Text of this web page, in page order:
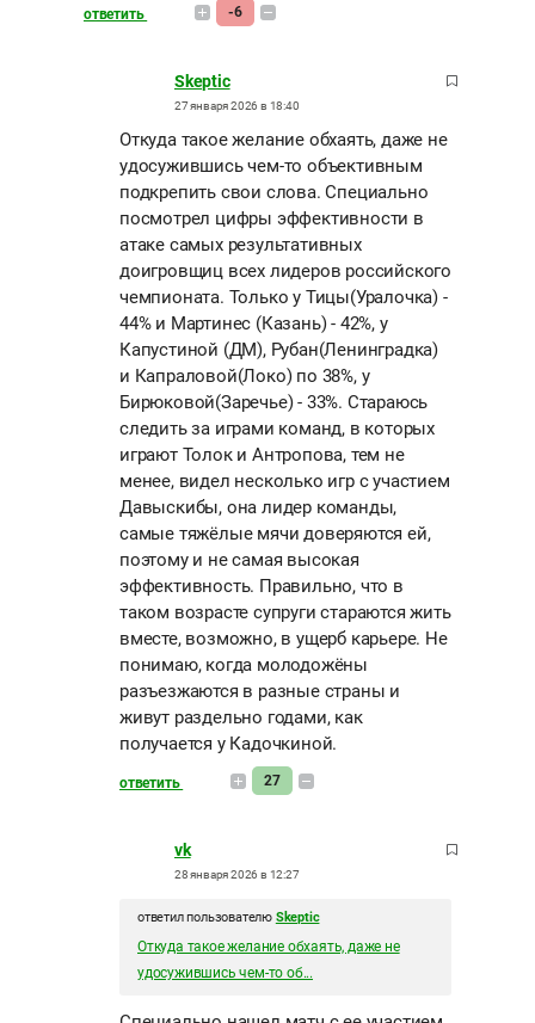
ответить -6
Skeptic
27 января 2026 в 18:40
Откуда такое желание обхаять, даже не
удосужившись чем-то объективным
подкрепить свои слова. Специально
посмотрел цифры эффективности в
атаке самых результативных
доигровщиц всех лидеров российского
чемпионата. Только у Тицы(Уралочка) -
44% и Мартинес (Казань) - 42%, у
Капустиной (ДМ), Рубан(Ленинградка)
и Капраловой(Локо) по 38%, у
Бирюковой(Заречье) - 33%. Стараюсь
следить за играми команд, в которых
играют Толок и Антропова, тем не
менее, видел несколько игр с участием
Давыскибы, она лидер команды,
самые тяжёлые мячи доверяются ей,
поэтому и не самая высокая
эффективность. Правильно, что в
таком возрасте супруги стараются жить
вместе, возможно, в ущерб карьере. Не
понимаю, когда молодожёны
разъезжаются в разные страны и
живут раздельно годами, как
получается у Кадочкиной.
ответить 27
vk
28 января 2026 в 12:27
ответил пользователю Skeptic
Откуда такое желание обхаять, даже не
удосужившись чем-то об...